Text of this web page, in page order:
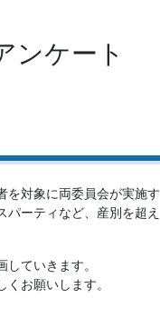
ンケート
を対象に両委員会が実施す
ーティなど、産別を超え
ていきます。
お願いします。